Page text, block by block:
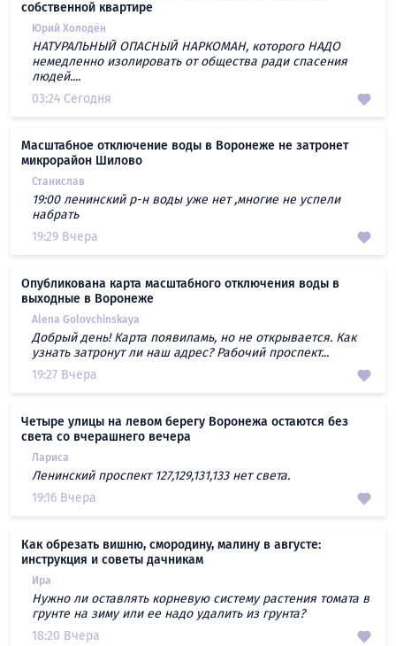
собственной квартире
Юрий Холодён
НАТУРАЛЬНЫЙ ОПАСНЫЙ НАРКОМАН, которого НАДО
немедленно изолировать от общества ради спасения
людей....
03:24 Сегодня
Масштабное отключение воды в Воронеже не затронет
микрорайон Шилово
Станислав
19:00 ленинский р-н воды уже нет ,многие не успели
набрать
19:29 Вчера
Опубликована карта масштабного отключения воды в
выходные в Воронеже
Alena Golovchinskaya
Добрый день! Карта появиламь, но не открывается. Как
узнать затронут ли наш адрес? Рабочий проспект...
19:27 Вчера
Четыре улицы на левом берегу Воронежа остаются без
света со вчерашнего вечера
Лариса
Ленинский проспект 127,129,131,133 нет света.
19:16 Вчера
Как обрезать вишню, смородину, малину в августе:
инструкция и советы дачникам
Ира
Нужно ли оставлять корневую систему растения томата в
грунте на зиму или ее надо удалить из грунта?
18:20 Вчера